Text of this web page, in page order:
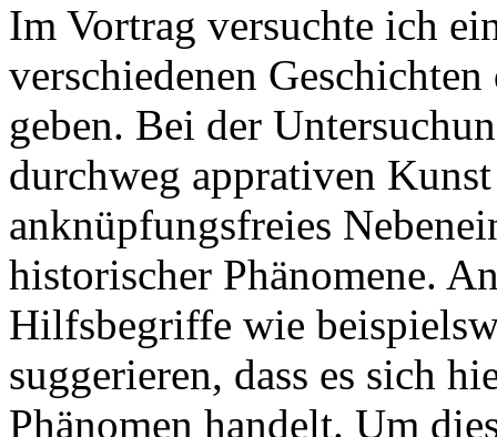
Im Vortrag versuchte ich
verschiedenen
geben. Bei der
durchweg apprativen
anknüpfungsfreies
historischer Phänomene.
Hilfsbegriffe wie
suggerieren, dass es sich
Phänomen handelt. Um